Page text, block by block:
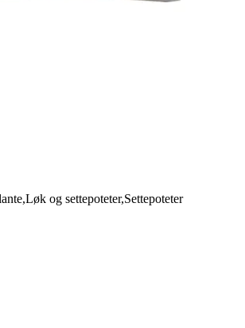
og settepoteter,Settepoteter